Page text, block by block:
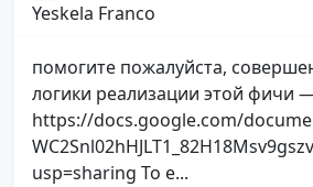
Yeskela Franco
помогите пожалуйста,
логики реализации этой фичи
https://docs.google.com/
usp=sharing То е...